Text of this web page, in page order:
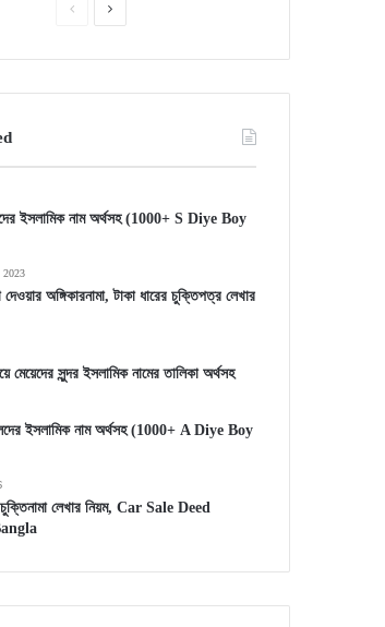
PreviousNext
ইসলামিক নাম অর্থসহ (1000+ S Diye Boy
2023
দেওয়ার অঙ্গিকারনামা, টাকা ধারের চুক্তিপত্র লেখার
মেয়েদের সুন্দর ইসলামিক নামের তালিকা অর্থসহ
ইসলামিক নাম অর্থসহ (1000+ A Diye Boy
লেখার নিয়ম, Car Sale Deed